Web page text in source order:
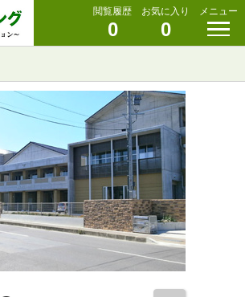
閲覧履歴
0
お気に入り
0
メニュー